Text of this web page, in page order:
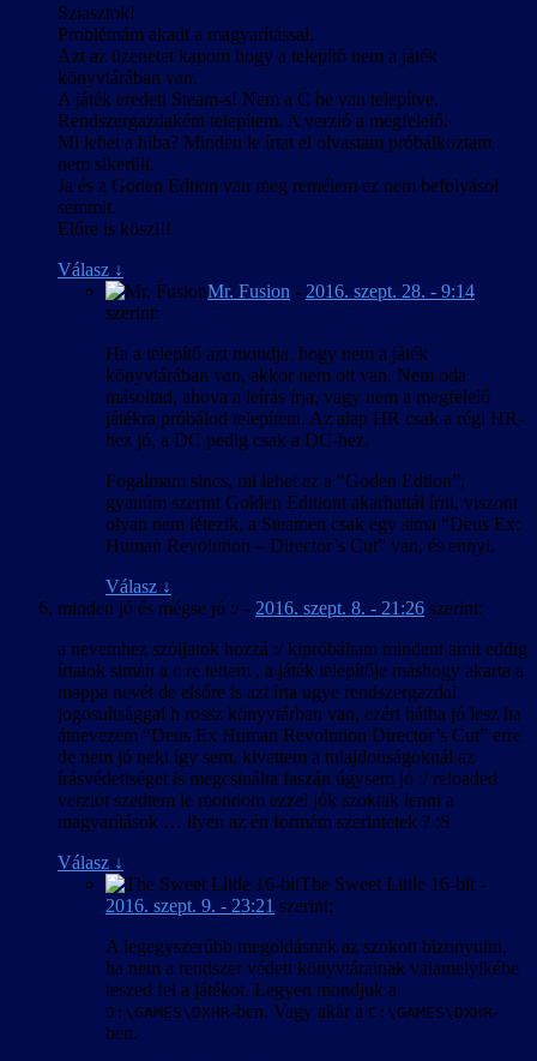
Sziasztok!
Problémám akadt a magyarítással.
Azt az üzenetet kapom hogy a telepítő nem a játék
könyvtárában van.
A játék eredeti Steam-s! Nem a C be van telepítve.
Rendszergazdaként telepítem. A verzió a megfelelő.
Mi lehet a hiba? Minden le írtat el olvastam próbálkoztam
nem sikerült.
Ja és a Goden Edtion van meg remélem ez nem befolyásol
semmit.
Előre is köszi!!
Válasz ↓
Mr. Fusion - 2016. szept. 28. - 9:14
szerint:
Ha a telepítő azt mondja, hogy nem a játék
könyvtárában van, akkor nem ott van. Nem oda
másoltad, ahova a leírás írja, vagy nem a megfelelő
játékra próbálod telepíteni. Az alap HR csak a régi HR-
hez jó, a DC pedig csak a DC-hez.
Fogalmam sincs, mi lehet az a “Goden Edtion”,
gyanúm szerint Golden Editiont akarhattál írni, viszont
olyan nem létezik, a Steamen csak egy sima “Deus Ex:
Human Revolution – Director’s Cut” van, és ennyi.
Válasz ↓
minden jó és mégse jó :/ - 2016. szept. 8. - 21:26 szerint:
a nevemhez szóljatok hozzá :/ kipróbáltam mindent amit eddig
írtatok simán a c re tettem , a játék telepítője máshogy akarta a
mappa nevét de elsőre is azt írta ugye rendszergazdai
jogosultsággal h rossz könyvtárban van, ezért hátha jó lesz ha
átnevezem “Deus Ex Human Revolution Director’s Cut” erre
de nem jó neki így sem, kivettem a tulajdonságoknál az
írásvédettséget is megcsinálta faszán úgysem jó :/ reloaded
verziót szedtem le mondom ezzel jók szoktak lenni a
magyarítások … ilyen az én formám szerintetek ? :S
Válasz ↓
The Sweet Little 16-bit -
2016. szept. 9. - 23:21 szerint:
A legegyszerűbb megoldásnak az szokott bizonyulni,
ha nem a rendszer védett könyvtárainak valamelyikébe
teszed fel a játékot. Legyen mondjuk a
D:\GAMES\DXHR-ben. Vagy akár a C:\GAMES\DXHR-
ben.